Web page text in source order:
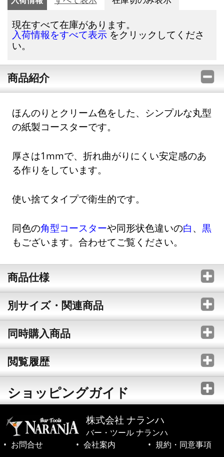
現在すべて在庫があります。
入荷情報をすべて表示 をクリックしてくださ
い。
商品紹介
ほんのりとクリーム色をした、シンプルな丸型
の紙製コースターです。
厚さは1mmで、折れ曲がりにくい安定感のあ
る作りをしています。
使い捨てタイプで衛生的です。
同色の角型コースターや同形状色違いの白 、黒
もございます。合わせてご覧ください。
商品仕様
別サイズ・関連商品
同時購入商品
閲覧履歴
ショッピングガイド
株式会社 ナランハ
バー・ツール ナランハ
お問合せ
会社案内
規約・同意事項